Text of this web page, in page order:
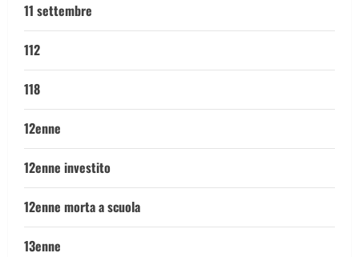
11 settembre
112
118
12enne
12enne investito
12enne morta a scuola
13enne